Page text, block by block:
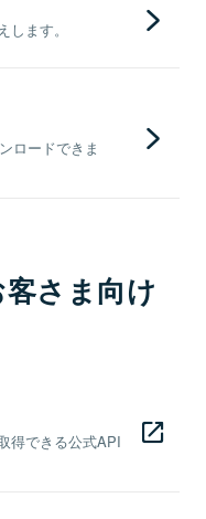
ます。
ロードできま
さま向け
得できる公式API